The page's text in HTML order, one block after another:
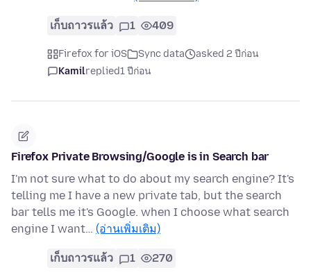
เก็บถาวรแล้ว 1 409
Firefox for iOS Sync data
asked 2 ปีก่อน
Kamilreplied1 ปีก่อน
Firefox Private Browsing/Google is in Search bar
I'm not sure what to do about my search engine? It's
telling me I have a new private tab, but the search
bar tells me it's Google. when I choose what search
engine I want… (อ่านเพิ่มเติม)
เก็บถาวรแล้ว 1 270